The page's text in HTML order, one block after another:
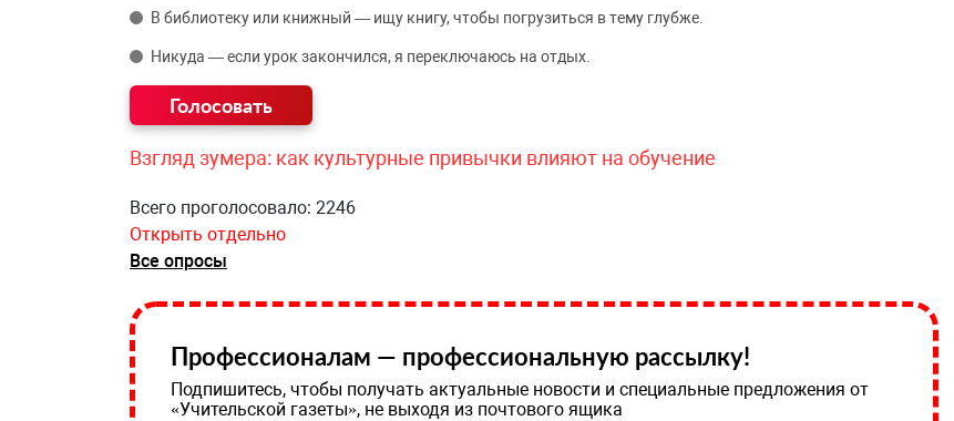
В библиотеку или книжный — ищу книгу, чтобы погрузиться в тему глубже.
Никуда — если урок закончился, я переключаюсь на отдых.
Взгляд зумера: как культурные привычки влияют на обучение
Всего проголосовало: 2246
Открыть отдельно
Все опросы
Профессионалам — профессиональную рассылку!
Подпишитесь, чтобы получать актуальные новости и специальные предложения от
«Учительской газеты», не выходя из почтового ящика